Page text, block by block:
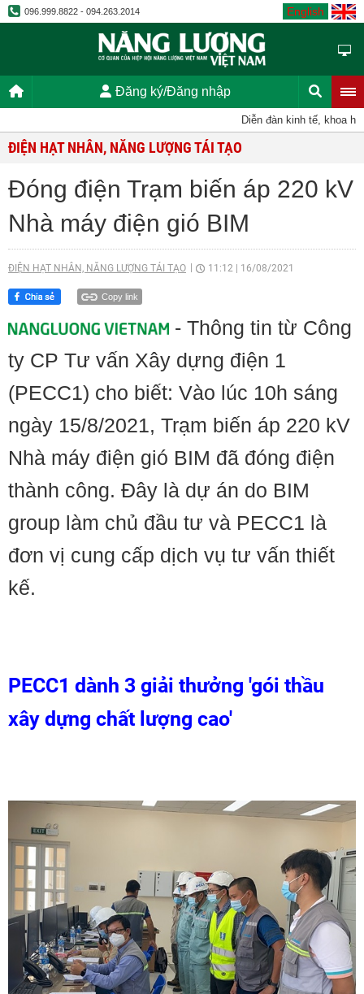
096.999.8822 - 094.263.2014 English
Đăng ký/Đăng nhập
Diễn đàn kinh tế, khoa
ĐIỆN HẠT NHÂN, NĂNG LƯỢNG TÁI TẠO
Đóng điện Trạm biến áp 220 kV
Nhà máy điện gió BIM
ĐIỆN HẠT NHÂN, NĂNG LƯỢNG TÁI TẠO 11:12 16/08/2021
Copy link
- Thông tin từ Công
ty CP Tư vấn Xây dựng điện 1
(PECC1) cho biết: Vào lúc 10h sáng
ngày 15/8/2021, Trạm biến áp 220 kV
Nhà máy điện gió BIM đã đóng điện
thành công. Đây là dự án do BIM
group làm chủ đầu tư và PECC1 là
đơn vị cung cấp dịch vụ tư vấn thiết
kế.
PECC1 dành 3 giải thưởng 'gói thầu
xây dựng chất lượng cao'